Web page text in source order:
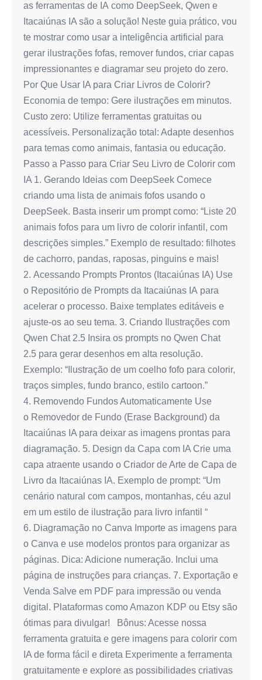
Simples
as ferramentas de IA como DeepSeek, Qwen e
Itacaiúnas IA são a solução! Neste guia prático, vou
te mostrar como usar a inteligência artificial para
gerar ilustrações fofas, remover fundos, criar capas
impressionantes e diagramar seu projeto do zero.
Por Que Usar IA para Criar Livros de Colorir?
Economia de tempo: Gere ilustrações em minutos.
Custo zero: Utilize ferramentas gratuitas ou
acessíveis. Personalização total: Adapte desenhos
para temas como animais, fantasia ou educação.
Passo a Passo para Criar Seu Livro de Colorir com
IA 1. Gerando Ideias com DeepSeek Comece
criando uma lista de animais fofos usando o
DeepSeek. Basta inserir um prompt como: “Liste 20
animais fofos para um livro de colorir infantil, com
descrições simples.” Exemplo de resultado: filhotes
de cachorro, pandas, raposas, pinguins e mais!
2. Acessando Prompts Prontos (Itacaiúnas IA) Use
o Repositório de Prompts da Itacaiúnas IA para
acelerar o processo. Baixe templates editáveis e
ajuste-os ao seu tema. 3. Criando Ilustrações com
Qwen Chat 2.5 Insira os prompts no Qwen Chat
2.5 para gerar desenhos em alta resolução.
Exemplo: “Ilustração de um coelho fofo para colorir,
traços simples, fundo branco, estilo cartoon.”
4. Removendo Fundos Automaticamente Use
o Removedor de Fundo (Erase Background) da
Itacaiúnas IA para deixar as imagens prontas para
diagramação. 5. Design da Capa com IA Crie uma
capa atraente usando o Criador de Arte de Capa de
Livro da Itacaiúnas IA. Exemplo de prompt: “Um
cenário natural com campos, montanhas, céu azul
em um estilo de ilustração para livro infantil “
6. Diagramação no Canva Importe as imagens para
o Canva e use modelos prontos para organizar as
páginas. Dica: Adicione numeração. Inclui uma
página de instruções para crianças. 7. Exportação e
Venda Salve em PDF para impressão ou venda
digital. Plataformas como Amazon KDP ou Etsy são
ótimas para divulgar! Bônus: Acesse nossa
ferramenta gratuita e gere imagens para colorir com
IA de forma fácil e direta Experimente a ferramenta
gratuitamente e explore as possibilidades criativas